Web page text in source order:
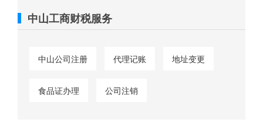
中山工商财税服务
中山公司注册 代理记账 地址变更
食品证办理 公司注销